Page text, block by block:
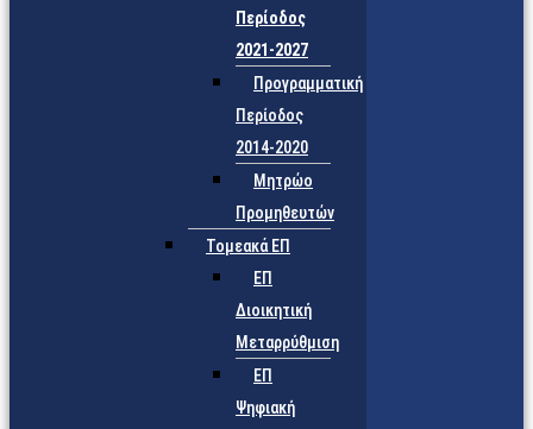
Περίοδος
2021-2027
Προγραμματική
Περίοδος
2014-2020
Μητρώο
Προμηθευτών
Τομεακά ΕΠ
ΕΠ
Διοικητική
Μεταρρύθμιση
ΕΠ
Ψηφιακή